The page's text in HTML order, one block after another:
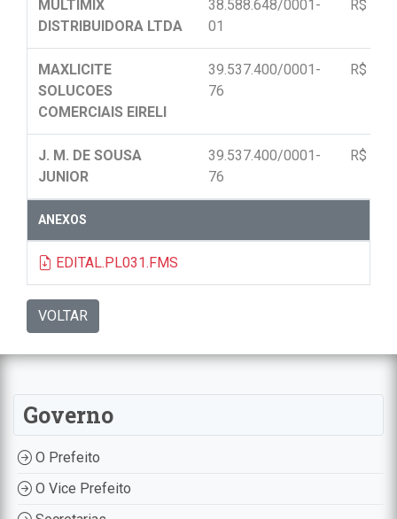
MULTIMIX
DISTRIBUIDORA LTDA
38.588.648/0001-
01
R$
MAXLICITE
SOLUCOES
COMERCIAIS EIRELI
39.537.400/0001-
76
R$
J. M. DE SOUSA
JUNIOR
39.537.400/0001-
76
R$
ANEXOS
EDITAL.PL031.FMS
VOLTAR
Governo
O Prefeito
O Vice Prefeito